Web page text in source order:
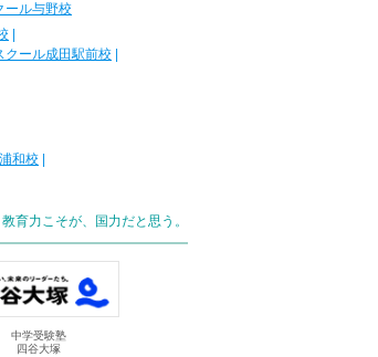
ール与野校
クール成田駅前校
和校
教育力こそが、国力だと思う。
中学受験塾
四谷大塚